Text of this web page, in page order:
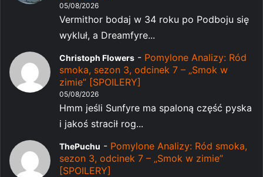
05/08/2026
Vermithor bodaj w 34 roku po Podboju się
wykluł, a Dreamfyre...
Christoph Flowers - Pomylone Analizy: Ród
smoka, sezon 3, odcinek 7 – „Smok w
zimie” [SPOILERY]
05/08/2026
Hmm jeśli Sunfyre ma spaloną część pyska
i jakoś stracił rog...
ThePuchu - Pomylone Analizy: Ród smoka,
sezon 3, odcinek 7 – „Smok w zimie”
[SPOILERY]